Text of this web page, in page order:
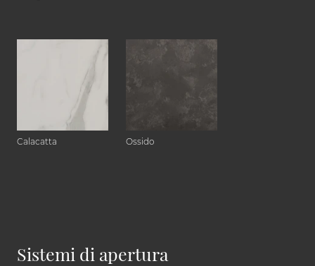
Calacatta Ossido
Sistemi di apertura